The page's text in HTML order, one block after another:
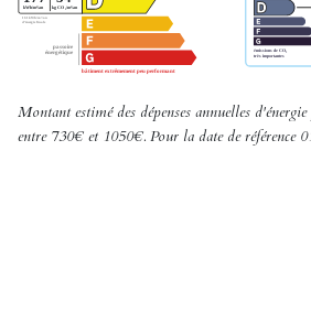
Montant estimé des dépenses annuelles
entre 730€ et 1050€. Pour la date de référence